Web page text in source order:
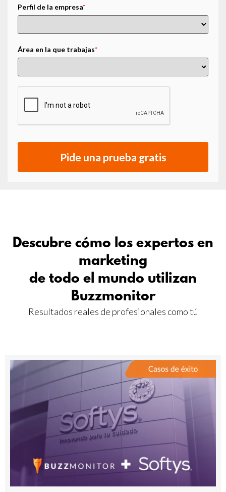
Perfil de la empresa*
Área en la que trabajas*
Pide una prueba gratis
Descubre cómo los expertos en
marketing
de todo el mundo utilizan
Buzzmonitor
Resultados reales de profesionales como tú